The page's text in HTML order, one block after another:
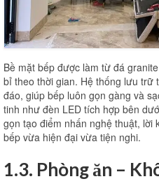
Bề mặt bếp được làm từ đá
bỉ theo thời gian. Hệ thống lưu trữ
đáo, giúp bếp luôn gọn gàng và
tinh như đèn LED tích hợp bên
gọn tạo điểm nhấn nghệ thuật, lời
bếp vừa hiện đại vừa tiện nghi.
1.3. Phòng ăn –